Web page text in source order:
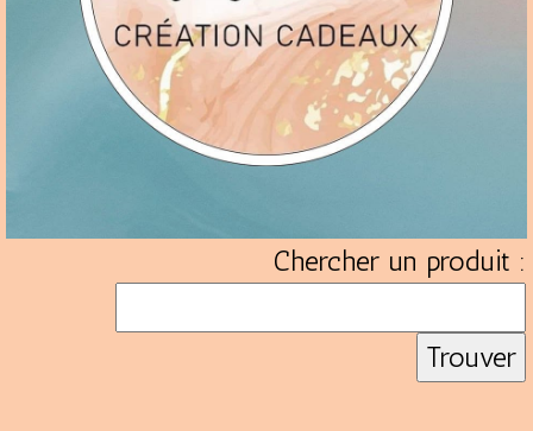
Chercher un produit :